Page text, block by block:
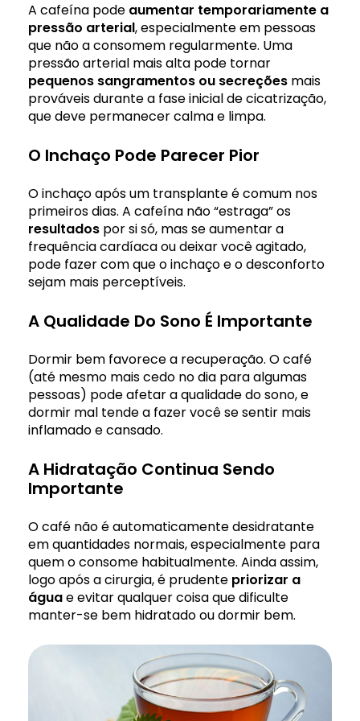
A cafeína pode aumentar temporariamente a
pressão arterial, especialmente em pessoas
que não a consomem regularmente. Uma
pressão arterial mais alta pode tornar
pequenos sangramentos ou secreções mais
prováveis durante a fase inicial de cicatrização,
que deve permanecer calma e limpa.
O Inchaço Pode Parecer Pior
O inchaço após um transplante é comum nos
primeiros dias. A cafeína não “estraga” os
resultados por si só, mas se aumentar a
frequência cardíaca ou deixar você agitado,
pode fazer com que o inchaço e o desconforto
sejam mais perceptíveis.
A Qualidade Do Sono É Importante
Dormir bem favorece a recuperação. O café
(até mesmo mais cedo no dia para algumas
pessoas) pode afetar a qualidade do sono, e
dormir mal tende a fazer você se sentir mais
inflamado e cansado.
A Hidratação Continua Sendo
Importante
O café não é automaticamente desidratante
em quantidades normais, especialmente para
quem o consome habitualmente. Ainda assim,
logo após a cirurgia, é prudente priorizar a
águae evitar qualquer coisa que dificulte
manter-se bem hidratado ou dormir bem.